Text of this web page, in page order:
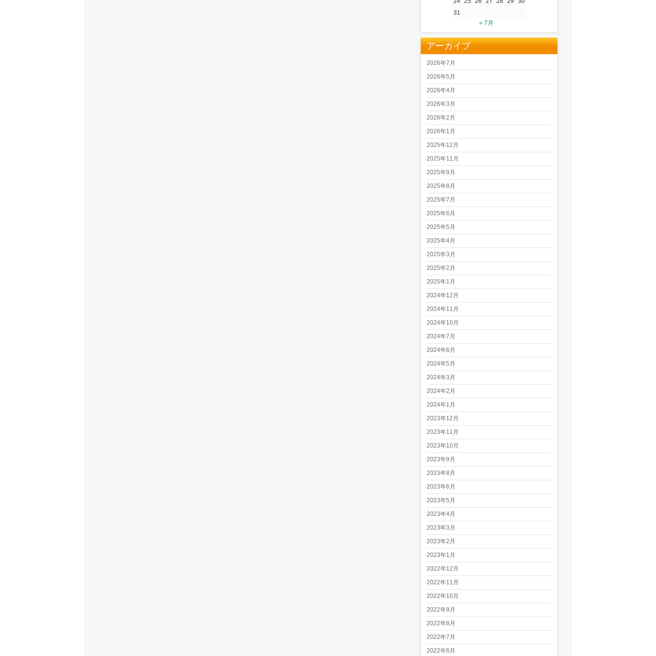
31
« 7月
アーカイブ
2026年7月
2026年5月
2026年4月
2026年3月
2026年2月
2026年1月
2025年12月
2025年11月
2025年9月
2025年8月
2025年7月
2025年6月
2025年5月
2025年4月
2025年3月
2025年2月
2025年1月
2024年12月
2024年11月
2024年10月
2024年7月
2024年6月
2024年5月
2024年3月
2024年2月
2024年1月
2023年12月
2023年11月
2023年10月
2023年9月
2023年8月
2023年6月
2023年5月
2023年4月
2023年3月
2023年2月
2023年1月
2022年12月
2022年11月
2022年10月
2022年9月
2022年8月
2022年7月
2022年6月